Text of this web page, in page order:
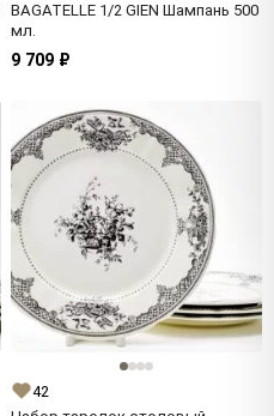
BAGATELLE 1/2 GIEN Шампань 500
мл.
9 709 ₽
42